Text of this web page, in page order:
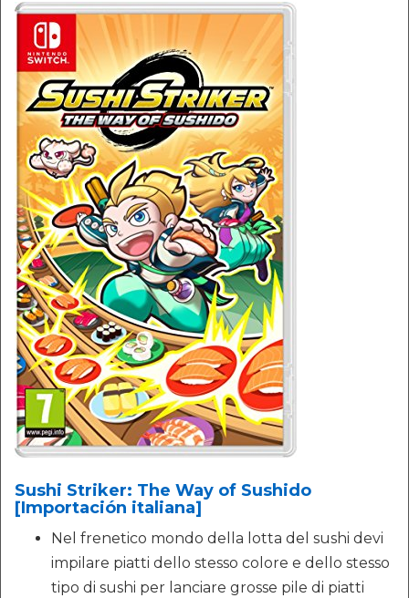
Sushi Striker: The Way of Sushido
[Importación italiana]
Nel frenetico mondo della lotta del sushi devi
impilare piatti dello stesso colore e dello stesso
tipo di sushi per lanciare grosse pile di piatti